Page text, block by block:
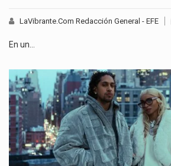
LaVibrante.Com Redacción General - EFE
En un…